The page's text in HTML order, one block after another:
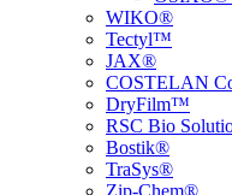
WIKO®
Tectyl™
JAX®
COSTELAN
DryFilm™
RSC Bio
Bostik®
TraSys®
Zip-Chem®